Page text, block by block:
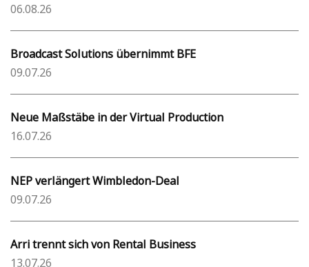
06.08.26
Broadcast Solutions übernimmt BFE
09.07.26
Neue Maßstäbe in der Virtual Production
16.07.26
NEP verlängert Wimbledon-Deal
09.07.26
Arri trennt sich von Rental Business
13.07.26